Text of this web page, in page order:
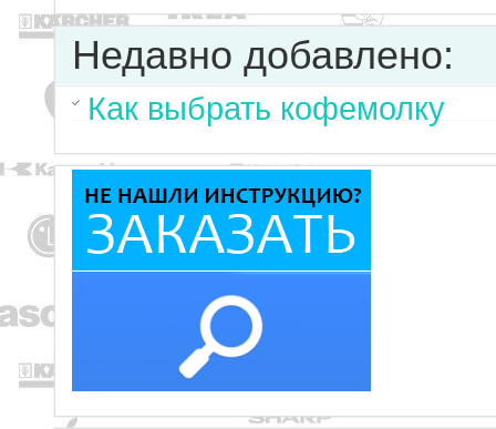
Недавно добавлено:
Как выбрать кофемолку